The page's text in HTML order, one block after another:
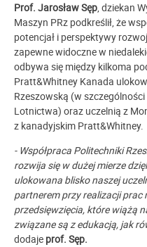
Prof. Jarosław Sęp, dziekan
Maszyn PRz podkreślił, że
potencjał i perspektywy
zapewne widoczne w
odbywa się między kilkoma
Pratt&Whitney Kanada
Rzeszowską (w
Lotnictwa) oraz uczelnią z
z kanadyjskim Pratt&Whitney.
- Współpraca Politechniki
rozwija się w dużej mierze
ulokowana blisko naszej
partnerem przy realizacji
przedsięwzięcia, które wiążą
związane są z edukacją, jak
dodaje prof. Sęp.